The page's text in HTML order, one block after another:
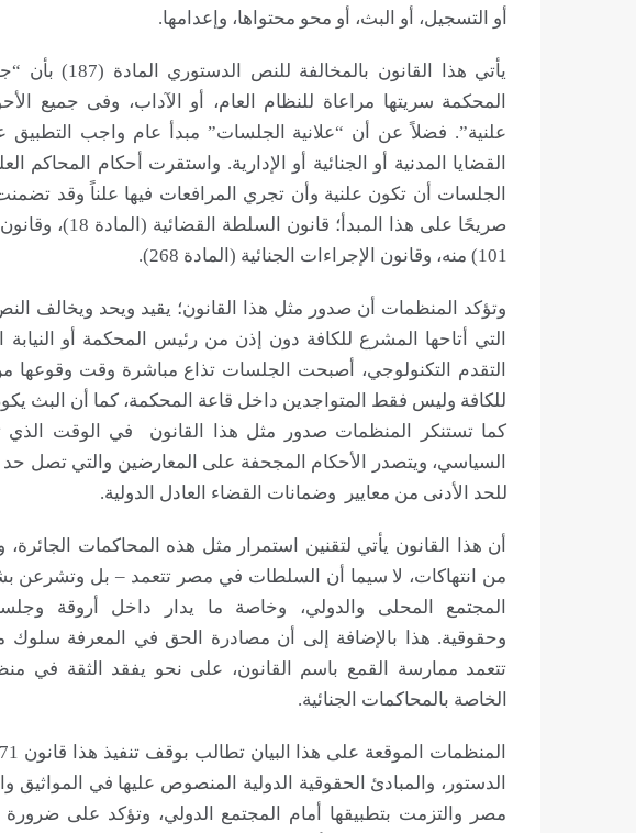
أو التسجيل، أو البث، أو محو محتواها، وإعدامها.
يأتي هذا القانون
المحكمة سريتها مراعاة للنظام العام، أو الآداب، وفى جميع
علنية”. فضلاً عن أن “علانية الجلسات” مبدأ عام واجب التطبيق
القضايا المدنية أو الجنائية أو الإدارية. واستقرت أحكام
الجلسات أن تكون علنية وأن تجري المرافعات فيها علناً وقد
صريحًا على هذا
101) منه، وقانون الإجراءات الجنائية (المادة 268).
وتؤكد المنظمات أن صدور مثل هذا القانون؛ يقيد ويحد ويخالف
التي أتاحها المشرع للكافة دون إذن من رئيس المحكمة أو
التقدم التكنولوجي، أصبحت الجلسات تذاع مباشرة وقت وقوعها من
للكافة وليس فقط المتواجدين داخل قاعة المحكمة، كما أن البث
كما تستنكر المنظمات صدور مثل هذا القانون في الوقت الذي
السياسي، ويتصدر الأحكام المجحفة على المعارضين والتي تصل حد
للحد الأدنى من معايير وضمانات القضاء العادل الدولية.
أن هذا القانون يأتي لتقنين استمرار مثل هذه المحاكمات
من انتهاكات، لا سيما أن السلطات في مصر تتعمد – بل
المجتمع المحلى والدولي، وخاصة ما يدار داخل أروقة
وحقوقية. هذا بالإضافة إلى أن مصادرة الحق في المعرفة سلوك
تتعمد ممارسة القمع باسم القانون، على نحو يفقد الثقة في
الخاصة بالمحاكمات الجنائية.
الدستور، والمبادئ الحقوقية الدولية المنصوص عليها في المواثيق
مصر والتزمت بتطبيقها أمام المجتمع الدولي، وتؤكد على